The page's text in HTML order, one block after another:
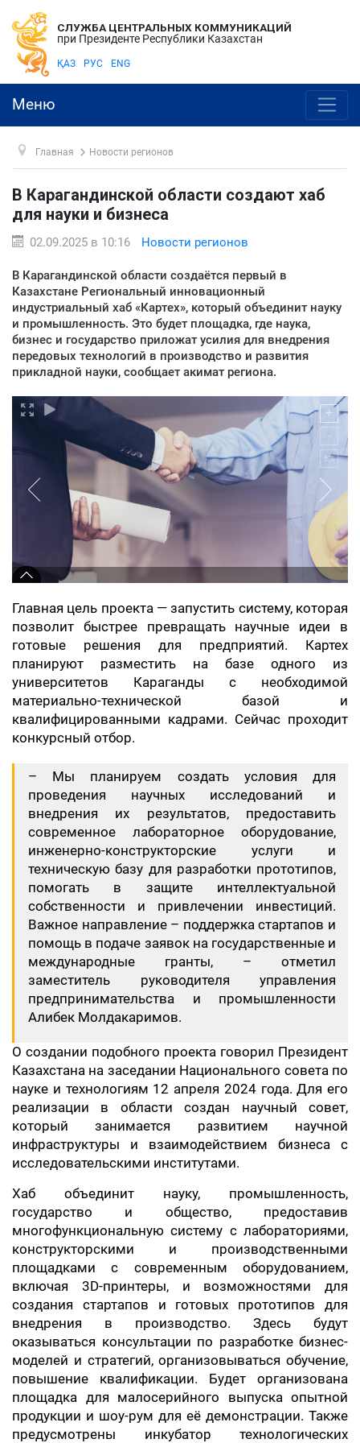
СЛУЖБА ЦЕНТРАЛЬНЫХ КОММУНИКАЦИЙ
при Президенте Республики Казахстан
ҚАЗ РУС ENG
Меню
Главная Новости регионов
В Карагандинской области создают хаб
для науки и бизнеса
02.09.2025 в 10:16 Новости регионов
В Карагандинской области создаётся первый в
Казахстане Региональный инновационный
индустриальный хаб «Картех», который объединит науку
и промышленность. Это будет площадка, где наука,
бизнес и государство приложат усилия для внедрения
передовых технологий в производство и развития
прикладной науки, сообщает акимат региона.
Главная цель проекта — запустить систему, которая
позволит быстрее превращать научные идеи в
готовые решения для предприятий. Картех
планируют разместить на базе одного из
университетов Караганды с необходимой
материально-технической базой и
квалифицированными кадрами. Сейчас проходит
конкурсный отбор.
– Мы планируем создать условия для
проведения научных исследований и
внедрения их результатов, предоставить
современное лабораторное оборудование,
инженерно-конструкторские услуги и
техническую базу для разработки прототипов,
помогать в защите интеллектуальной
собственности и привлечении инвестиций.
Важное направление – поддержка стартапов и
помощь в подаче заявок на государственные и
международные гранты, – отметил
заместитель руководителя управления
предпринимательства и промышленности
Алибек Молдакаримов.
О создании подобного проекта говорил Президент
Казахстана на заседании Национального совета по
науке и технологиям 12 апреля 2024 года. Для его
реализации в области создан научный совет,
который занимается развитием научной
инфраструктуры и взаимодействием бизнеса с
исследовательскими институтами.
Хаб объединит науку, промышленность,
государство и общество, предоставив
многофункциональную систему с лабораториями,
конструкторскими и производственными
площадками с современным оборудованием,
включая 3D-принтеры, и возможностями для
создания стартапов и готовых прототипов для
внедрения в производство. Здесь будут
оказываться консультации по разработке бизнес-
моделей и стратегий, организовываться обучение,
повышение квалификации. Будет организована
площадка для малосерийного выпуска опытной
продукции и шоу-рум для её демонстрации. Также
предусмотрены инкубатор технологических